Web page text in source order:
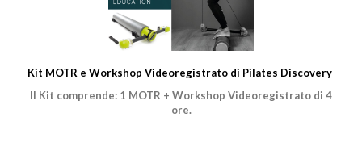
Kit MOTR e Workshop Videoregistrato di Pilates Discovery
Il Kit comprende: 1 MOTR + Workshop Videoregistrato di 4
ore.